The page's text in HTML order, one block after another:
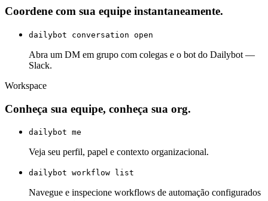
Coordene com sua equipe instantaneamente.
dailybot conversation open
Abra um DM em grupo com colegas e o bot do Dailybot —
Slack.
Workspace
Conheça sua equipe, conheça sua org.
dailybot me
Veja seu perfil, papel e contexto organizacional.
dailybot workflow list
Navegue e inspecione workflows de automação configurados